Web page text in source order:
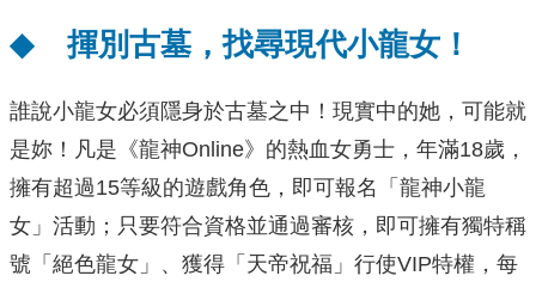
◆ 揮別古墓，找尋現代小龍女！
誰說小龍女必須隱身於古墓之中！現實中的她，可能就
是妳！凡是《龍神Online》的熱血女勇士，年滿18歲，
擁有超過15等級的遊戲角色，即可報名「龍神小龍
女」活動；只要符合資格並通過審核，即可擁有獨特稱
號「絕色龍女」、獲得「天帝祝福」行使VIP特權，每